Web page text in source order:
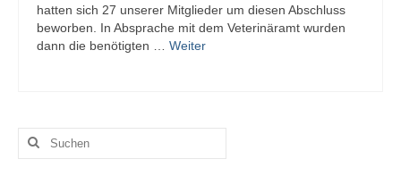
Bestandsregister
Ablammrechner
Ohrmarken
hatten sich 27 unserer Mitglieder um diesen Abschluss
beworben. In Absprache mit dem Veterinäramt wurden
dann die benötigten … Weiter
Suchen